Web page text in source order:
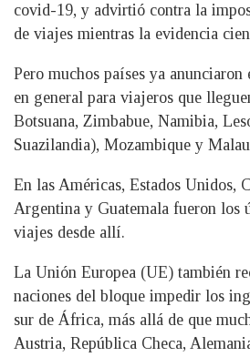
covid-19, y advirtió contra la
de viajes mientras la evidencia
Pero muchos países ya
en general para viajeros que
Botsuana, Zimbabue, Namibia,
Suazilandia), Mozambique y
En las Américas, Estados Unidos,
Argentina y Guatemala fueron los
viajes desde allí.
La Unión Europea (UE) también
naciones del bloque impedir los
sur de África, más allá de que
Austria, República Checa,